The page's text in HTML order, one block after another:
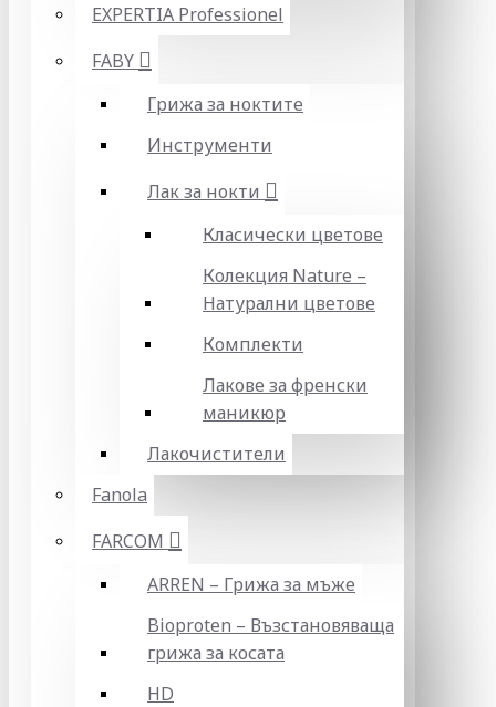
EXPERTIA Professionel
FABY
Грижа за ноктите
Инструменти
Лак за нокти
Класически цветове
Колекция Nature –
Натурални цветове
Комплекти
Лакове за френски
маникюр
Лакочистители
Fanola
FARCOM
ARREN – Грижа за мъже
Bioproten – Възстановяваща
грижа за косата
HD